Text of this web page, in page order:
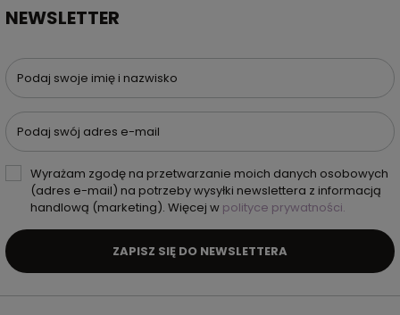
NEWSLETTER
Podaj swoje imię i nazwisko
Podaj swój adres e-mail
Wyrażam zgodę na przetwarzanie moich danych osobowych
(adres e-mail) na potrzeby wysyłki newslettera z informacją
handlową (marketing). Więcej w polityce prywatności.
ZAPISZ SIĘ DO NEWSLETTERA